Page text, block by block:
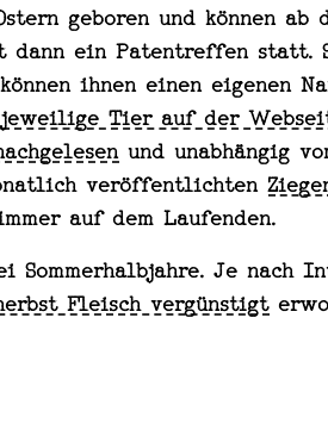
geboren und können ab
ein Patentreffen statt.
ihnen einen eigenen
jeweilige Tier auf der
und unabhängig
veröffentlichten
auf dem Laufenden.
Je nach
Fleisch vergünstigt